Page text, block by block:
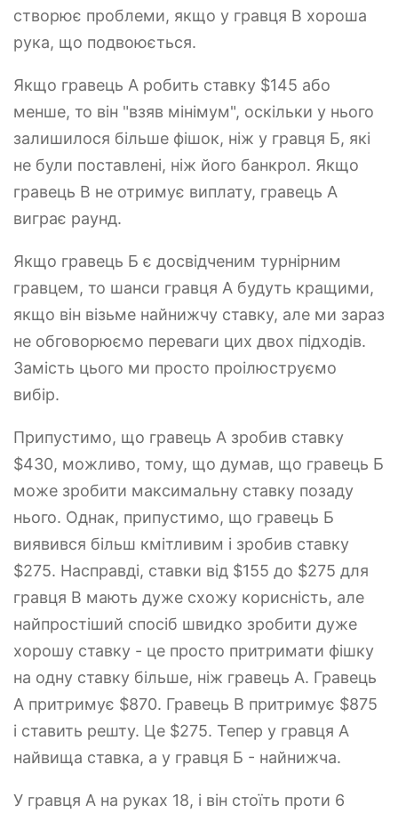
створює проблеми, якщо у гравця B хороша
рука, що подвоюється.
Якщо гравець А робить ставку $145 або
менше, то він "взяв мінімум", оскільки у нього
залишилося більше фішок, ніж у гравця Б, які
не були поставлені, ніж його банкрол. Якщо
гравець B не отримує виплату, гравець A
виграє раунд.
Якщо гравець Б є досвідченим турнірним
гравцем, то шанси гравця А будуть кращими,
якщо він візьме найнижчу ставку, але ми зараз
не обговорюємо переваги цих двох підходів.
Замість цього ми просто проілюструємо
вибір.
Припустимо, що гравець А зробив ставку
$430, можливо, тому, що думав, що гравець Б
може зробити максимальну ставку позаду
нього. Однак, припустимо, що гравець Б
виявився більш кмітливим і зробив ставку
$275. Насправді, ставки від $155 до $275 для
гравця B мають дуже схожу корисність, але
найпростіший спосіб швидко зробити дуже
хорошу ставку - це просто притримати фішку
на одну ставку більше, ніж гравець A. Гравець
A притримує $870. Гравець B притримує $875
і ставить решту. Це $275. Тепер у гравця А
найвища ставка, а у гравця Б - найнижча.
У гравця А на руках 18, і він стоїть проти 6